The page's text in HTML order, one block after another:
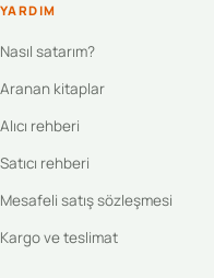
YARDIM
Nasıl satarım?
Aranan kitaplar
Alıcı rehberi
Satıcı rehberi
Mesafeli satış sözleşmesi
Kargo ve teslimat